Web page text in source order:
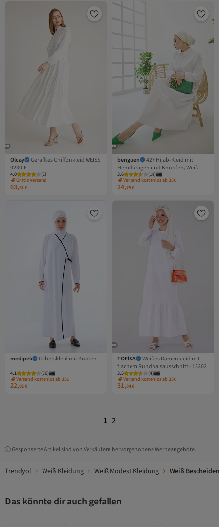
Olcay
Gerafftes Chiffonkleid WEISS
9230-E
4.0 (2)
Versand Kostenlos
Gratis Versand
Versand Kostenlos
63,31 €
benguen
427 Hijab-Kleid mit
Hemdkragen und Knöpfen, Weiß
3.6 (18)
Versand kostenlos ab 35€
24,75€
medipek Gebetskleid mit Knoten
4.1 (36)
Versand kostenlos ab 35€
22,02€
TOFİSA
Weißes Damenkleid mit
flachem Rundhalsausschnitt - 13202
3.5 (4)
Versand kostenlos ab 35€
31,84€
1 2
Gesponserte Artikel sind von Verkäufern hervorgehobene Werbeangebote.
Trendyol Weiß Kleidung Weiß Modest Kleidung Weiß
Das könnte dir auch gefallen